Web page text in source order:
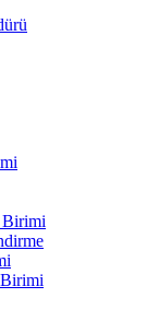
Birimi